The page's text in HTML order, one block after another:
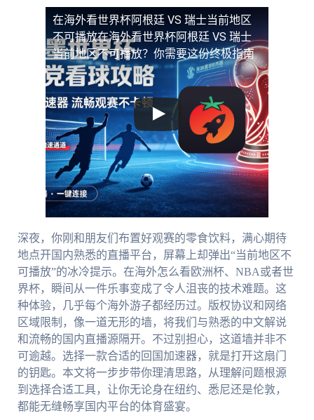
在海外看世界杯阿根廷 VS 瑞士当前地区
不可播放在海外看世界杯阿根廷 VS 瑞士
当前地区不可播放？你需要这份终极指南
深夜，你刚和朋友们布置好观赛的零食饮料，满心期待
地点开国内熟悉的直播平台，屏幕上却弹出“当前地区不
可播放”的冰冷提示。在海外怎么看欧洲杯、NBA或者世
界杯，瞬间从一件乐事变成了令人沮丧的技术难题。这
种体验，几乎每个海外游子都经历过。版权协议和网络
区域限制，像一道无形的墙，将我们与熟悉的中文解说
和流畅的国内直播源隔开。不过别担心，这道墙并非不
可逾越。选择一款合适的回国加速器，就是打开这扇门
的钥匙。本文将一步步带你理清思路，从理解问题根源
到选择合适工具，让你无论身在纽约、悉尼还是伦敦，
都能无缝畅享国内平台的体育盛宴。